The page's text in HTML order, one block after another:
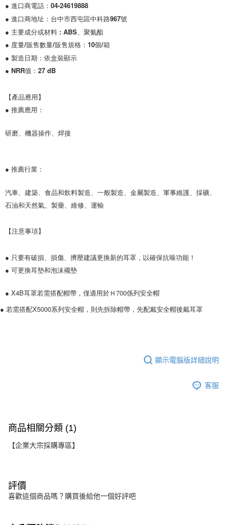
● 進口商電話：04-24619888
● 進口商地址：台中市西屯區中科路967號
● 主要成分或材料 : ABS、聚氨酯
● 度量/販售數量/販售規格：10個/箱
● 製造日期：依盒裝顯示
● NRR值：27 dB
【產品應用】
● 推薦應用：
研磨、機器操作、焊接
● 推薦行業：
汽車、建築、食品和飲料製造、一般製造、金屬製造、軍事維護、採礦、
石油和天然氣、製藥、維修、運輸
【注意事項】
● 只要有破損、損傷、擠壓建議更換新的耳罩，以確保抗噪功能！
● 可更換耳墊和泡沫襯墊
● X4B耳罩若需搭配帽帶，僅適用於Ｈ700係列安全帽
● 若需搭配X5000系列安全帽，則先拆除帽帶，先配戴安全帽後戴耳罩
顯示電腦版詳細說明
客服
商品相關分類 (1)
【企業大宗採購專區】
評價
喜歡這個商品嗎？購買後給他一個好評吧